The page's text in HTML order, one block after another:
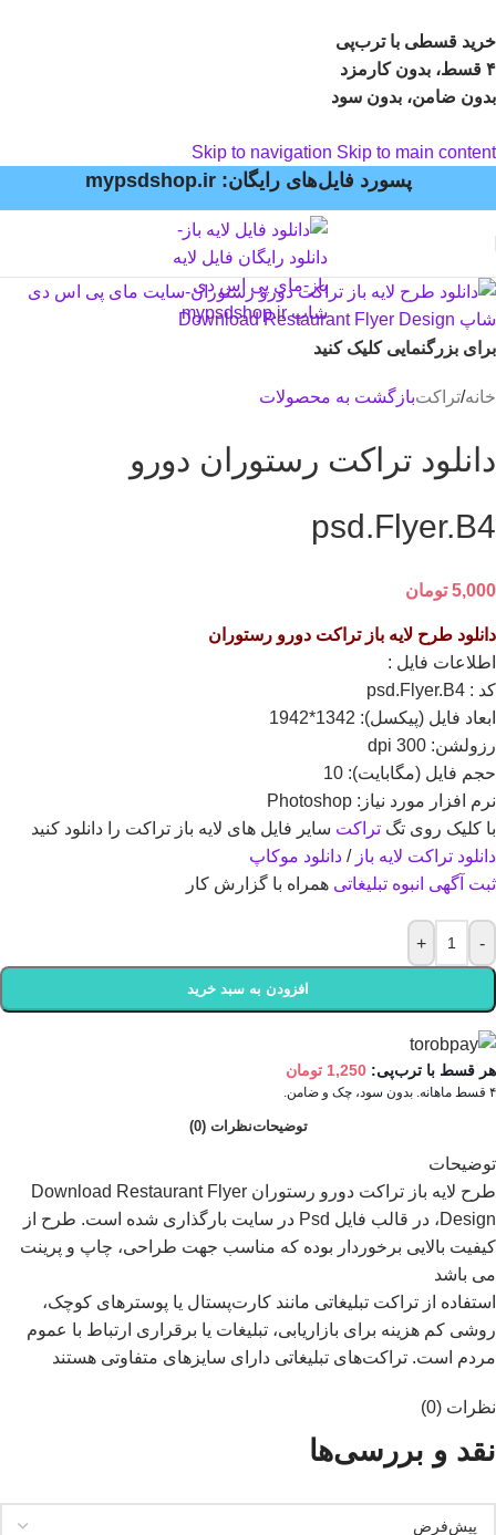
خرید قسطی با ترب‌پی
۴ قسط، بدون کارمزد
بدون ضامن، بدون سود
Skip to navigation Skip to main content
پسورد فایل‌های رایگان: mypsdshop.ir
برای بزرگنمایی کلیک کنید
خانه/تراکتبازگشت به محصولات
دانلود تراکت رستوران دورو
psd.Flyer.B4
5,000 تومان
دانلود طرح لايه باز تراکت دورو رستوران
اطلاعات فايل :
کد : psd.Flyer.B4
ابعاد فايل (پيکسل): 1342*1942
رزولشن: 300 dpi
حجم فايل (مگابايت): 10
نرم افزار مورد نياز: Photoshop
با کلیک روی تگ تراکت سایر فایل های لایه باز تراکت را دانلود کنید
دانلود تراکت لایه باز / دانلود موکاپ
ثبت آگهی انبوه تبلیغاتی همراه با گزارش کار
-
+
افزودن به سبد خرید
هر قسط با ترب‌پی: 1,250 تومان
۴ قسط ماهانه. بدون سود، چک و ضامن.
توضیحاتنظرات (0)
توضیحات
طرح لايه باز تراکت دورو رستوران Download Restaurant Flyer
Design، در قالب فايل Psd در سايت بارگذاری شده است. طرح از
کيفيت بالایی برخوردار بوده که مناسب جهت طراحی، چاپ و پرينت
می باشد
استفاده از تراکت تبلیغاتی مانند کارت‌پستال یا پوسترهای کوچک،
روشی کم هزینه برای بازاریابی، تبلیغات یا برقراری ارتباط با عموم
مردم است. تراکت‌های تبلیغاتی دارای سایزهای متفاوتی هستند
نظرات (0)
نقد و بررسی‌ها